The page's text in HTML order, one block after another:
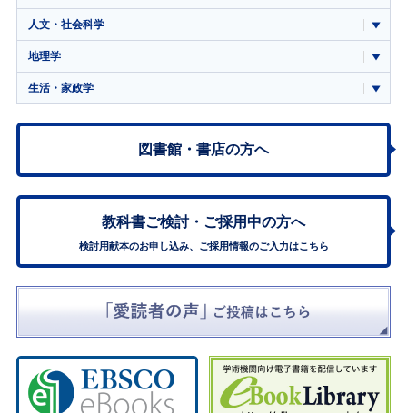
人文・社会科学
地理学
生活・家政学
図書館・書店の方へ
教科書ご検討・ ご採用中の方へ
検討用献本のお申し込み、ご採用情報のご入力はこちら